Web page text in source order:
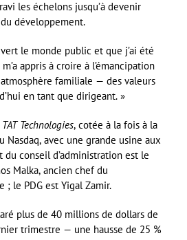
les échelons jusqu’à devenir
développement.
le monde public et que j’ai été
appris à croire à l’émancipation
familiale — des valeurs
en tant que dirigeant. »
TAT Technologies, cotée à la fois à la
Nasdaq, avec une grande usine aux
du conseil d’administration est le
Malka, ancien chef du
le PDG est Yigal Zamir.
plus de 40 millions de dollars de
trimestre — une hausse de 25 %